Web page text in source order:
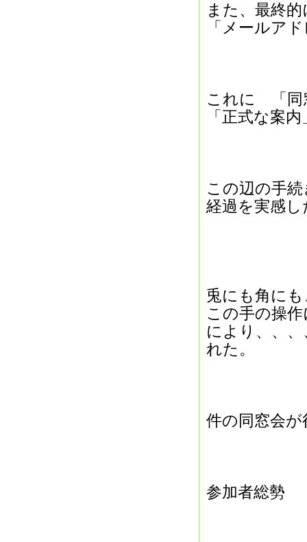
また、最終
「メールア
これに 「同
「正式な案
この辺の手
経過を実感し
兎にも角に
この手の操
により、、
れた。
件の同窓会
参加者総勢